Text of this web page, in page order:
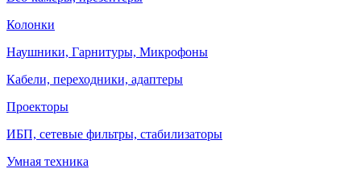
Колонки
Наушники, Гарнитуры, Микрофоны
Кабели, переходники, адаптеры
Проекторы
ИБП, сетевые фильтры, стабилизаторы
Умная техника